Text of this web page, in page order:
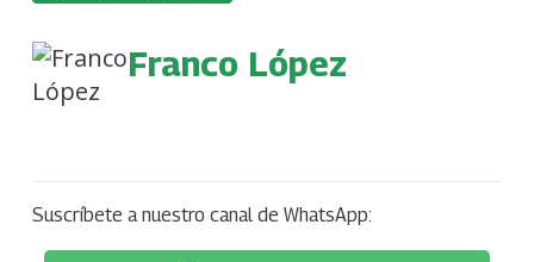
Franco López
Suscríbete a nuestro canal de WhatsApp: